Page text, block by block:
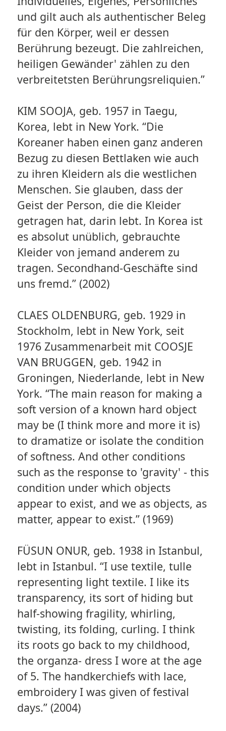
und gilt auch als authentischer Beleg
für den Körper, weil er dessen
Berührung bezeugt. Die zahlreichen,
heiligen Gewänder' zählen zu den
verbreitetsten Berührungsreliquien.”
KIM SOOJA, geb. 1957 in Taegu,
Korea, lebt in New York. “Die
Koreaner haben einen ganz anderen
Bezug zu diesen Bettlaken wie auch
zu ihren Kleidern als die westlichen
Menschen. Sie glauben, dass der
Geist der Person, die die Kleider
getragen hat, darin lebt. In Korea ist
es absolut unüblich, gebrauchte
Kleider von jemand anderem zu
tragen. Secondhand-Geschäfte sind
uns fremd.” (2002)
CLAES OLDENBURG, geb. 1929 in
Stockholm, lebt in New York, seit
1976 Zusammenarbeit mit COOSJE
VAN BRUGGEN, geb. 1942 in
Groningen, Niederlande, lebt in New
York. “The main reason for making a
soft version of a known hard object
may be (I think more and more it is)
to dramatize or isolate the condition
of softness. And other conditions
such as the response to 'gravity' - this
condition under which objects
appear to exist, and we as objects, as
matter, appear to exist.” (1969)
FÜSUN ONUR, geb. 1938 in Istanbul,
lebt in Istanbul. “I use textile, tulle
representing light textile. I like its
transparency, its sort of hiding but
half-showing fragility, whirling,
twisting, its folding, curling. I think
its roots go back to my childhood,
the organza- dress I wore at the age
of 5. The handkerchiefs with lace,
embroidery I was given of festival
days.” (2004)